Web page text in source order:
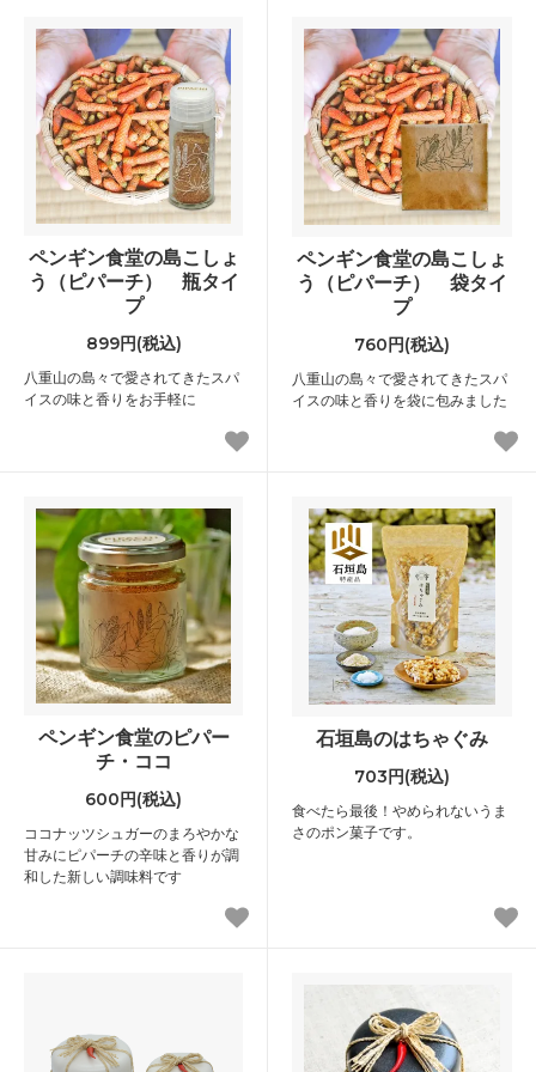
ペンギン食堂の島こしょ
う（ピパーチ） 瓶タイ
プ
899円(税込)
八重山の島々で愛されてきたスパ
イスの味と香りをお手軽に
ペンギン食堂の島こしょ
う（ピパーチ） 袋タイ
プ
760円(税込)
八重山の島々で愛されてきたスパ
イスの味と香りを袋に包みました
ペンギン食堂のピパー
チ・ココ
600円(税込)
ココナッツシュガーのまろやかな
甘みにピパーチの辛味と香りが調
和した新しい調味料です
石垣島のはちゃぐみ
703円(税込)
食べたら最後！やめられないうま
さのポン菓子です。